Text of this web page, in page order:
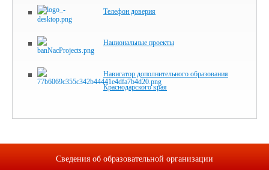
Телефон доверия
Национальные проекты
Навигатор дополнительного образования
Краснодарского края
Сведения об образовательной организации